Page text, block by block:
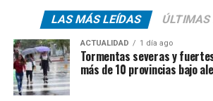
LAS MÁS LEÍDAS
ACTUALIDAD 1 día ago
Tormentas severas y
más de 10 provincias bajo